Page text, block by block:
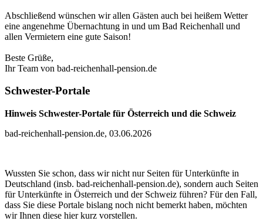
Abschließend wünschen wir allen Gästen auch bei heißem Wetter
eine angenehme Übernachtung in und um Bad Reichenhall und
allen Vermietern eine gute Saison!
Beste Grüße,
Ihr Team von bad-reichenhall-pension.de
Schwester-Portale
Hinweis Schwester-Portale für Österreich und die Schweiz
bad-reichenhall-pension.de, 03.06.2026
Wussten Sie schon, dass wir nicht nur Seiten für Unterkünfte in
Deutschland (insb. bad-reichenhall-pension.de), sondern auch Seiten
für Unterkünfte in Österreich und der Schweiz führen? Für den Fall,
dass Sie diese Portale bislang noch nicht bemerkt haben, möchten
wir Ihnen diese hier kurz vorstellen.